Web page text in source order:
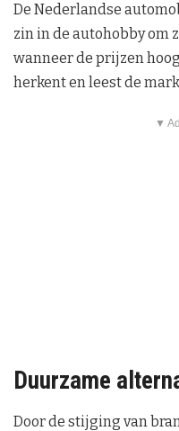
De Nederlandse
zin in de autohobby om
wanneer de prijzen
herkent en leest de
▼
Duurzame
Door de stijging van